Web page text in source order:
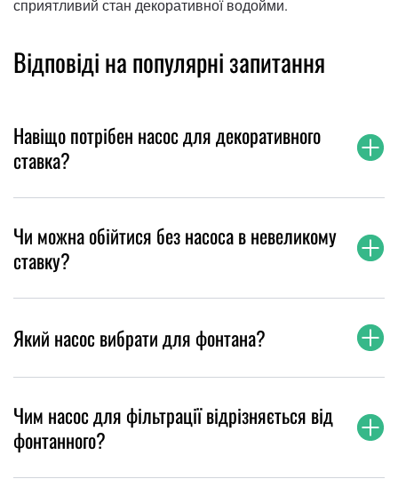
сприятливий стан декоративної водойми.
Відповіді на популярні запитання
Навіщо потрібен насос для декоративного
ставка?
Чи можна обійтися без насоса в невеликому
ставку?
Який насос вибрати для фонтана?
Чим насос для фільтрації відрізняється від
фонтанного?